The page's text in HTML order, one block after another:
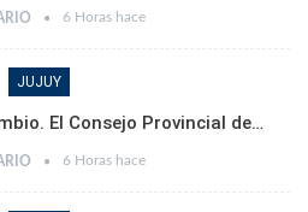
6 Horas hace
JUJUY
El Consejo Provincial de…
6 Horas hace